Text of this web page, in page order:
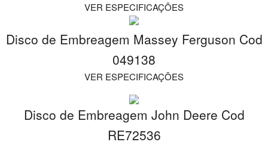
VER ESPECIFICAÇÕES
Disco de Embreagem Massey Ferguson Cod
049138
VER ESPECIFICAÇÕES
Disco de Embreagem John Deere Cod
RE72536